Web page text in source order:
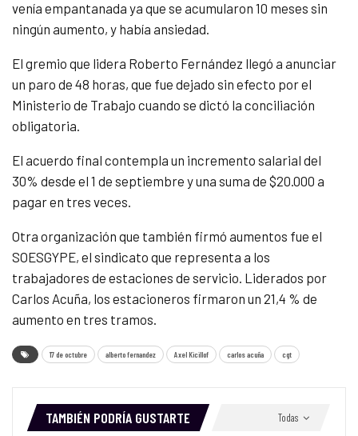
venía empantanada ya que se acumularon 10 meses sin
ningún aumento, y había ansiedad.
El gremio que lidera Roberto Fernández llegó a anunciar
un paro de 48 horas, que fue dejado sin efecto por el
Ministerio de Trabajo cuando se dictó la conciliación
obligatoria.
El acuerdo final contempla un incremento salarial del
30% desde el 1 de septiembre y una suma de $20.000 a
pagar en tres veces.
Otra organización que también firmó aumentos fue el
SOESGYPE, el sindicato que representa a los
trabajadores de estaciones de servicio. Liderados por
Carlos Acuña, los estacioneros firmaron un 21,4 % de
aumento en tres tramos.
17 de octubre alberto fernandez Axel Kicillof carlos acuña cgt
Todas
TAMBIÉN PODRÍA GUSTARTE